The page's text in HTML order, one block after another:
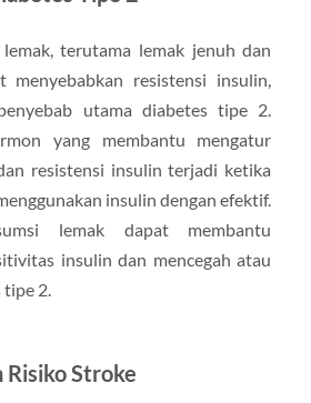
terutama lemak jenuh dan
menyebabkan resistensi insulin,
utama diabetes tipe 2.
yang membantu mengatur
resistensi insulin terjadi ketika
insulin dengan efektif.
lemak dapat membantu
insulin dan mencegah atau
2.
Stroke